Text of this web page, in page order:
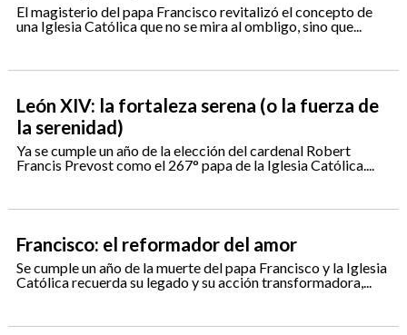
El magisterio del papa Francisco revitalizó el concepto de
una Iglesia Católica que no se mira al ombligo, sino que...
León XIV: la fortaleza serena (o la fuerza de
la serenidad)
Ya se cumple un año de la elección del cardenal Robert
Francis Prevost como el 267° papa de la Iglesia Católica....
Francisco: el reformador del amor
Se cumple un año de la muerte del papa Francisco y la Iglesia
Católica recuerda su legado y su acción transformadora,...